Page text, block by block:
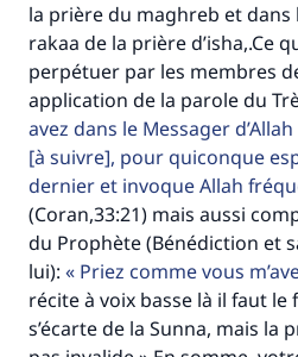
la prière du maghreb et dans
rakaa de la prière d’isha,.Ce
perpétuer par les membres
application de la parole du
avez dans le Messager
[à suivre], pour quiconque
dernier et invoque Allah
(Coran,33:21) mais aussi
du Prophète (Bénédiction et
lui):
Priez comme vous
récite à voix basse là il faut le
s’écarte de la Sunna, mais la